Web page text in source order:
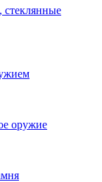
стеклянные
оружие